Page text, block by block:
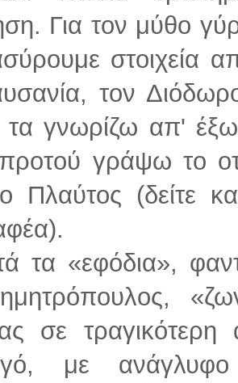
Για τον μύθο
στοιχεία
τον
τα γνωρίζω απ'
προτού γράψω το
Πλαύτος (δείτε
τα «εφόδια»,
σε
με